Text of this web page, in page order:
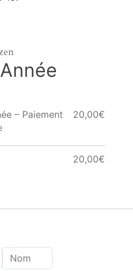
Nom
– Paiement 20,00€
20,00€